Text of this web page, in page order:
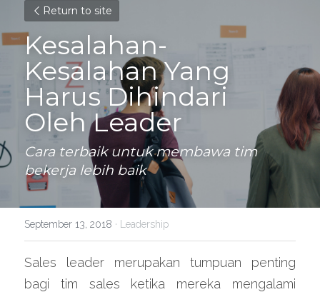
Return to site
Kesalahan-
Kesalahan Yang
Harus Dihindari
Oleh Leader
Cara terbaik untuk membawa tim
bekerja lebih baik
September 13, 2018 · Leadership
Sales leader merupakan tumpuan penting
bagi tim sales ketika mereka mengalami